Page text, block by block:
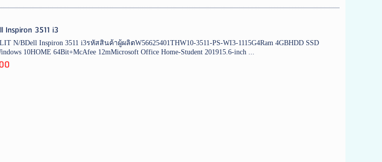
Inspiron 3511 i3
N/BDell Inspiron 3511 i3รหัสสินค้าผู้ผลิตW56625401THW10-3511-PS-WI3-1115G4Ram 4GBHDD SSD
10HOME 64Bit+McAfee 12mMicrosoft Office Home-Student 201915.6-inch ...